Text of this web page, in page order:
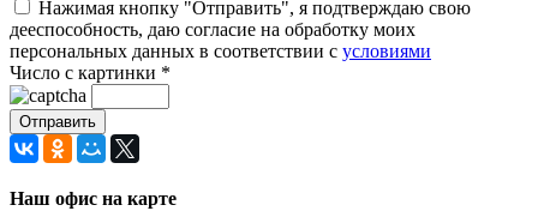
Нажимая кнопку "Отправить", я подтверждаю свою
дееспособность, даю согласие на обработку моих
персональных данных в соответствии с условиями
Число с картинки *
Наш офис на карте